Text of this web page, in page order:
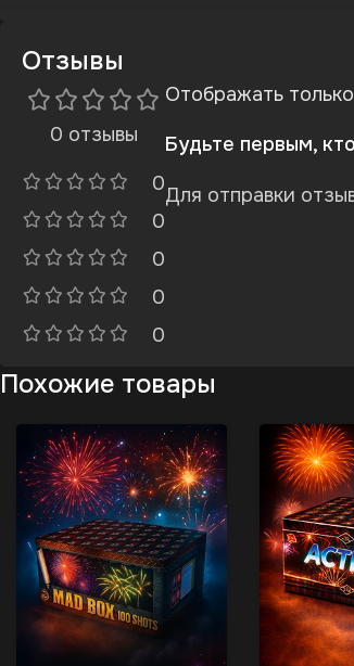
Отзывы
0 отзывы
0
0
0
0
0
Отображать
Будьте первым,
Для отправки
Похожие товары